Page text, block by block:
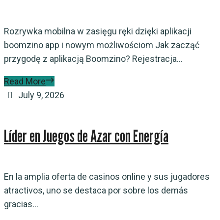
Rozrywka mobilna w zasięgu ręki dzięki aplikacji
boomzino app i nowym możliwościom Jak zacząć
przygodę z aplikacją Boomzino? Rejestracja...
Read More
July 9, 2026
Líder en Juegos de Azar con Energía
En la amplia oferta de casinos online y sus jugadores
atractivos, uno se destaca por sobre los demás
gracias...